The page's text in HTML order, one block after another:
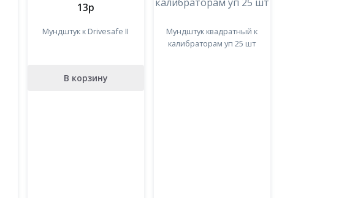
13p
Мундштук к Drivesafe II
В корзину
Мундштук квадратный к
калибраторам уп 25 шт